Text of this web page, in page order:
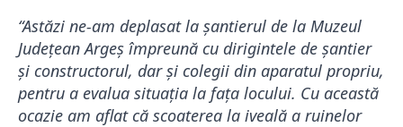
“Astăzi ne-am deplasat la șantierul de la Muzeul
Județean Argeș împreună cu dirigintele de șantier
și constructorul, dar și colegii din aparatul propriu,
pentru a evalua situația la fața locului. Cu această
ocazie am aflat că scoaterea la iveală a ruinelor